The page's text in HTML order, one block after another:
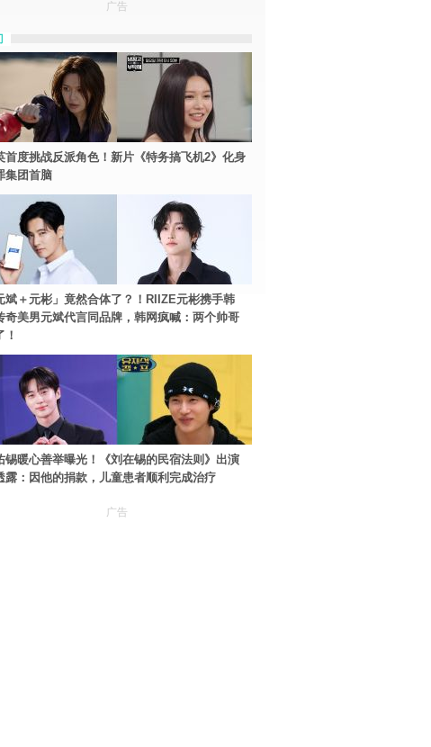
广告
首度挑战反派角色！新片《特务搞飞机2》化身
集团首脑
斌＋元彬」竟然合体了？！RIIZE元彬携手韩
奇美男元斌代言同品牌，韩网疯喊：两个帅哥
！
锡暖心善举曝光！《刘在锡的民宿法则》出演
露：因他的捐款，儿童患者顺利完成治疗
广告